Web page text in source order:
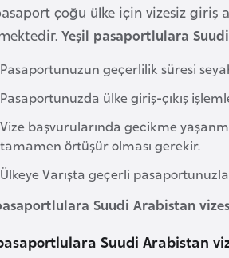
çoğu ülke için vizesiz giriş
Yeşil pasaportlulara
Pasaportunuzun geçerlilik süresi
Pasaportunuzda ülke giriş-çıkış
Vize başvurularında gecikme
tamamen örtüşür olması gerekir.
Ülkeye Varışta geçerli
Suudi Arabistan
Suudi Arabistan